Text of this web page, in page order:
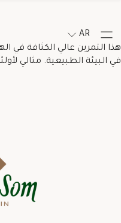
AR
هذا التمرين عالي الكثافة في
في البيئة الطبيعية. مثالي